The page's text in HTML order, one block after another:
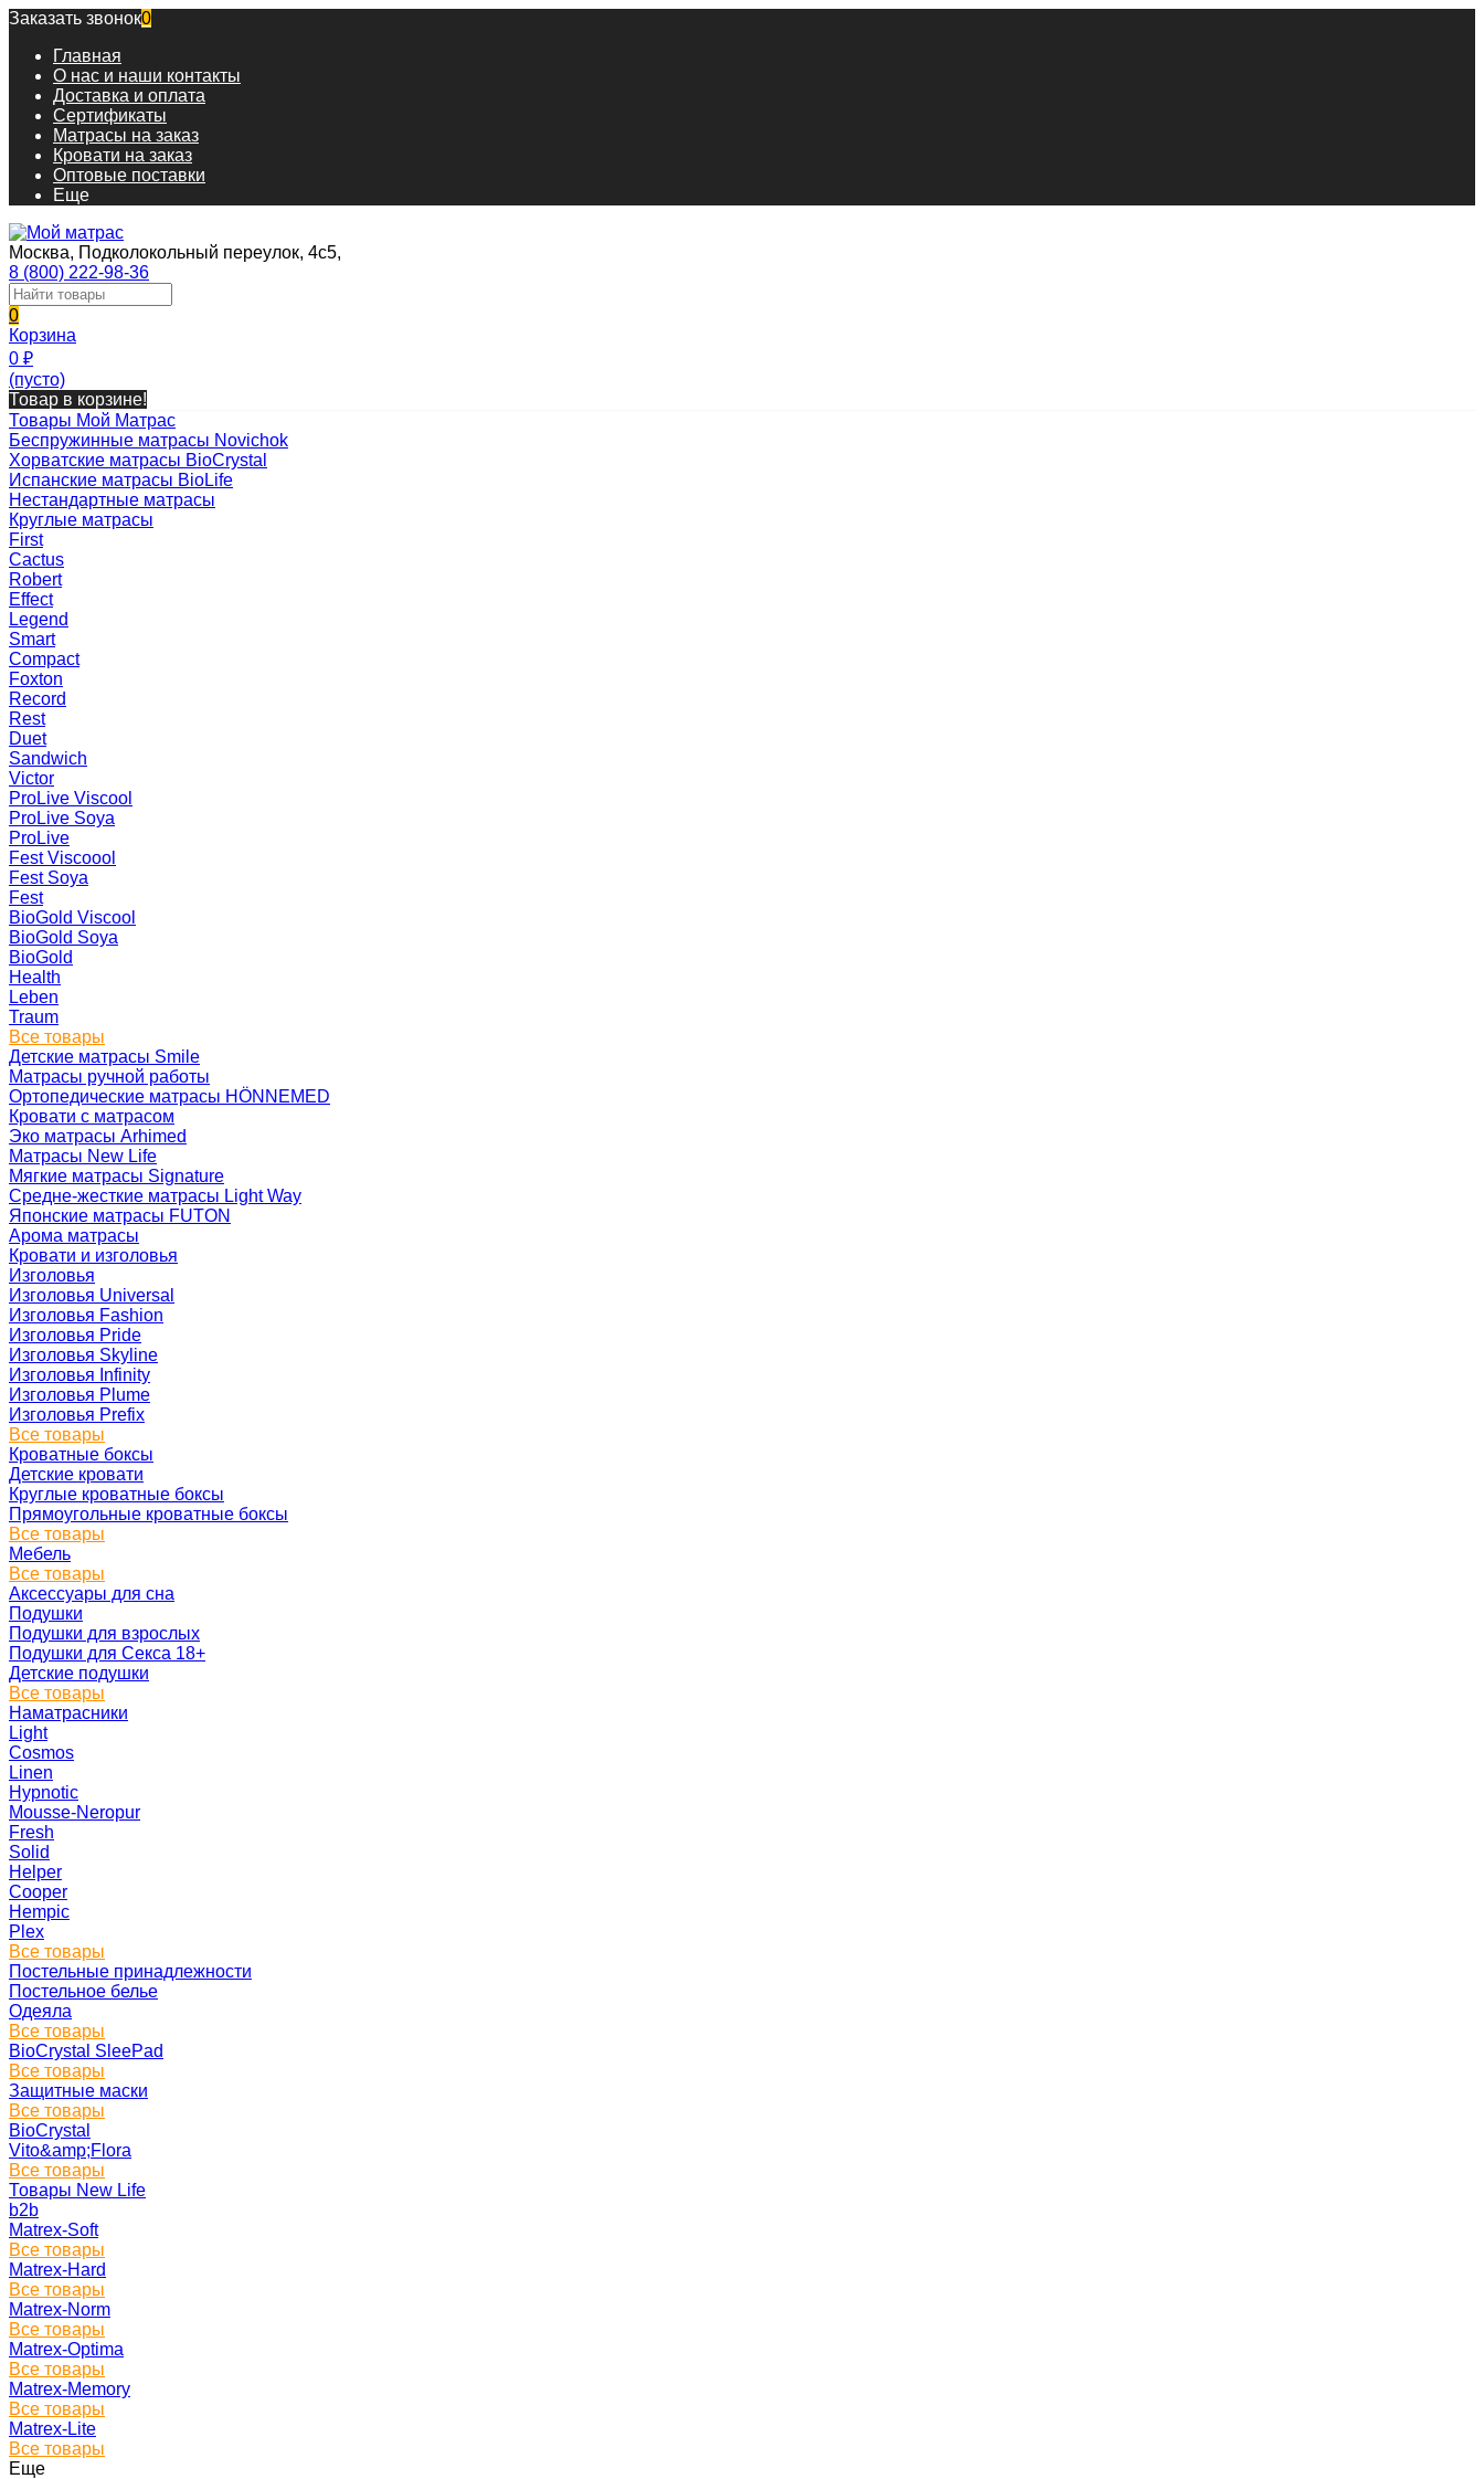
Заказать звонок0
Главная
О нас и наши контакты
Доставка и оплата
Сертификаты
Матрасы на заказ
Кровати на заказ
Оптовые поставки
Еще
Москва, Подколокольный переулок, 4с5,
8 (800) 222-98-36
0
Корзина
0 ₽
(пусто)
Товар в корзине!
Товары Мой Матрас
Беспружинные матрасы Novichok
Хорватские матрасы BioCrystal
Испанские матрасы BioLife
Нестандартные матрасы
Круглые матрасы
First
Cactus
Robert
Effect
Legend
Smart
Compact
Foxton
Record
Rest
Duet
Sandwich
Victor
ProLive Viscool
ProLive Soya
ProLive
Fest Viscoool
Fest Soya
Fest
BioGold Viscool
BioGold Soya
BioGold
Health
Leben
Traum
Все товары
Детские матрасы Smile
Матрасы ручной работы
Ортопедические матрасы HÖNNEMED
Кровати с матрасом
Эко матрасы Arhimed
Матрасы New Life
Мягкие матрасы Signature
Средне-жесткие матрасы Light Way
Японские матрасы FUTON
Арома матрасы
Кровати и изголовья
Изголовья
Изголовья Universal
Изголовья Fashion
Изголовья Pride
Изголовья Skyline
Изголовья Infinity
Изголовья Plume
Изголовья Prefix
Все товары
Кроватные боксы
Детские кровати
Круглые кроватные боксы
Прямоугольные кроватные боксы
Все товары
Мебель
Все товары
Аксессуары для сна
Подушки
Подушки для взрослых
Подушки для Секса 18+
Детские подушки
Все товары
Наматрасники
Light
Cosmos
Linen
Hypnotic
Mousse-Neropur
Fresh
Solid
Helper
Cooper
Hempic
Plex
Все товары
Постельные принадлежности
Постельное белье
Одеяла
Все товары
BioCrystal SleePad
Все товары
Защитные маски
Все товары
BioCrystal
Vito&amp;Flora
Все товары
Товары New Life
b2b
Matrex-Soft
Все товары
Matrex-Hard
Все товары
Matrex-Norm
Все товары
Matrex-Optima
Все товары
Matrex-Memory
Все товары
Matrex-Lite
Все товары
Еще